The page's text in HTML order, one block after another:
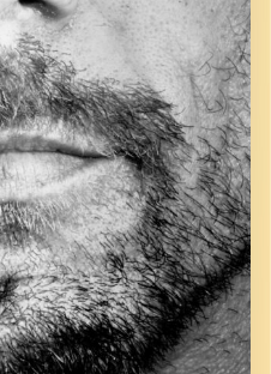
קרדיט תמונות: David Goehring